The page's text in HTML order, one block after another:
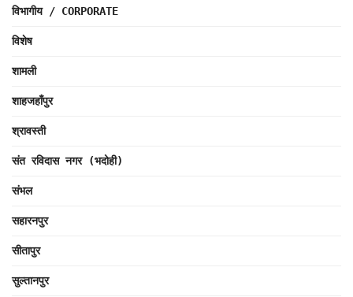
विभागीय / CORPORATE
विशेष
शामली
शाहजहाँपुर
श्रावस्ती
संत रविदास नगर (भदोही)
संभल
सहारनपुर
सीतापुर
सुल्तानपुर